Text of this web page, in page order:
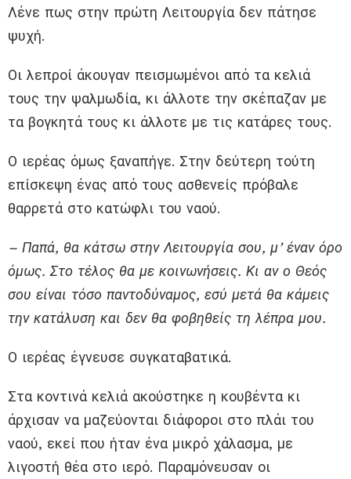
Λένε πως στην πρώτη Λειτουργία δεν πάτησε
ψυχή.
Οι λεπροί άκουγαν πεισμωμένοι από τα κελιά
τους την ψαλμωδία, κι άλλοτε την σκέπαζαν με
τα βογκητά τους κι άλλοτε με τις κατάρες τους.
Ο ιερέας όμως ξαναπήγε. Στην δεύτερη τούτη
επίσκεψη ένας από τους ασθενείς πρόβαλε
θαρρετά στο κατώφλι του ναού.
– Παπά, θα κάτσω στην Λειτουργία σου, μ’ έναν όρο
όμως. Στο τέλος θα με κοινωνήσεις. Κι αν ο Θεός
σου είναι τόσο παντοδύναμος, εσύ μετά θα κάμεις
την κατάλυση και δεν θα φοβηθείς τη λέπρα μου.
Ο ιερέας έγνευσε συγκαταβατικά.
Στα κοντινά κελιά ακούστηκε η κουβέντα κι
άρχισαν να μαζεύονται διάφοροι στο πλάι του
ναού, εκεί που ήταν ένα μικρό χάλασμα, με
λιγοστή θέα στο ιερό. Παραμόνευσαν οι